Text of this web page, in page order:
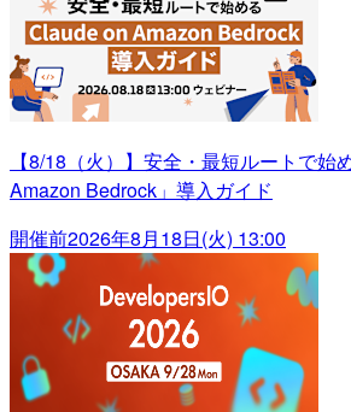
【8/18（火）】安全・最短ルートで始
Amazon Bedrock」導入ガイド
開催前2026年8月18日(火) 13:00